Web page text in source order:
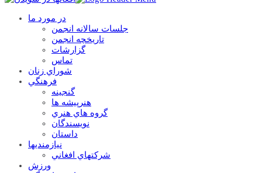
در مورد ما
جلسات سالانه انجمن
تاریخچه انجمن
گزارشات
تماس
شوراي زنان
فرهنگي
گنجينه
هنرپيشه ها
گروه هاي هنري
نويسندگان
داستان
نيازمنديها
شرکتهاي افغاني
ورزش